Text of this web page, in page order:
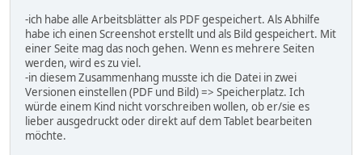
-ich habe alle Arbeitsblätter als PDF gespeichert. Als Abhilfe
habe ich einen Screenshot erstellt und als Bild gespeichert. Mit
einer Seite mag das noch gehen. Wenn es mehrere Seiten
werden, wird es zu viel.
-in diesem Zusammenhang musste ich die Datei in zwei
Versionen einstellen (PDF und Bild) => Speicherplatz. Ich
würde einem Kind nicht vorschreiben wollen, ob er/sie es
lieber ausgedruckt oder direkt auf dem Tablet bearbeiten
möchte.